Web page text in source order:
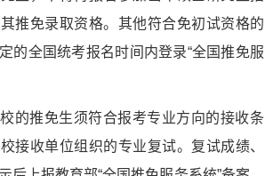
推免录取资格。其他符合免初试资格的
的全国统考报名时间内登录“全国推免服
校的推免生须符合报考专业方向的接收条
接收单位组织的专业复试。复试成绩、